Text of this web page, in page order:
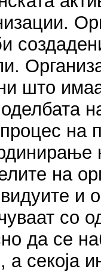
што
на
на
и
со
да се
а секоја